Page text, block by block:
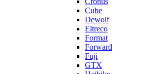
Cube
Dewolf
Eltreco
Format
Forward
Fuji
GTX